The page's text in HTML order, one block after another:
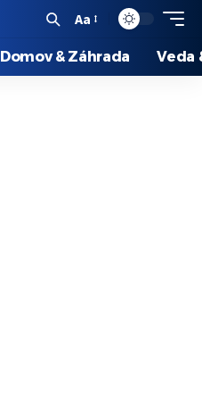
Aa
Domov & Záhrada Veda